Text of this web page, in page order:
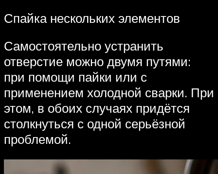
Спайка нескольких элементов
Самостоятельно устранить
отверстие можно двумя путями:
при помощи пайки или с
применением холодной сварки. При
этом, в обоих случаях придётся
столкнуться с одной серьёзной
проблемой.